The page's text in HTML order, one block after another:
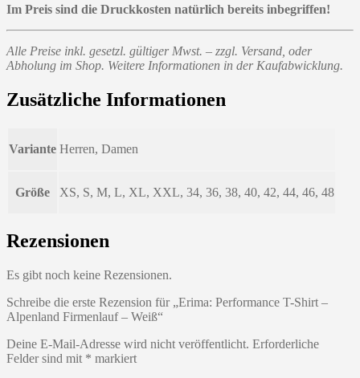
Im Preis sind die Druckkosten natürlich bereits inbegriffen!
Alle Preise inkl. gesetzl. gültiger Mwst. – zzgl. Versand, oder
Abholung im Shop. Weitere Informationen in der Kaufabwicklung.
Zusätzliche Informationen
Variante Herren, Damen
Größe XS, S, M, L, XL, XXL, 34, 36, 38, 40, 42, 44, 46, 48
Rezensionen
Es gibt noch keine Rezensionen.
Schreibe die erste Rezension für „Erima: Performance T-Shirt –
Alpenland Firmenlauf – Weiß“
Deine E-Mail-Adresse wird nicht veröffentlicht. Erforderliche
Felder sind mit * markiert